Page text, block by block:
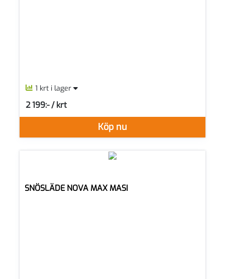
1 krt i lager
Köp nu
2 199:- / krt
SEK per KRT
SNÖSLÄDE NOVA MAX MASI